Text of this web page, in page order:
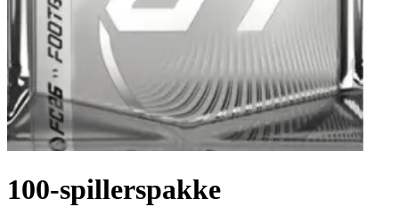
100-spillerspakke